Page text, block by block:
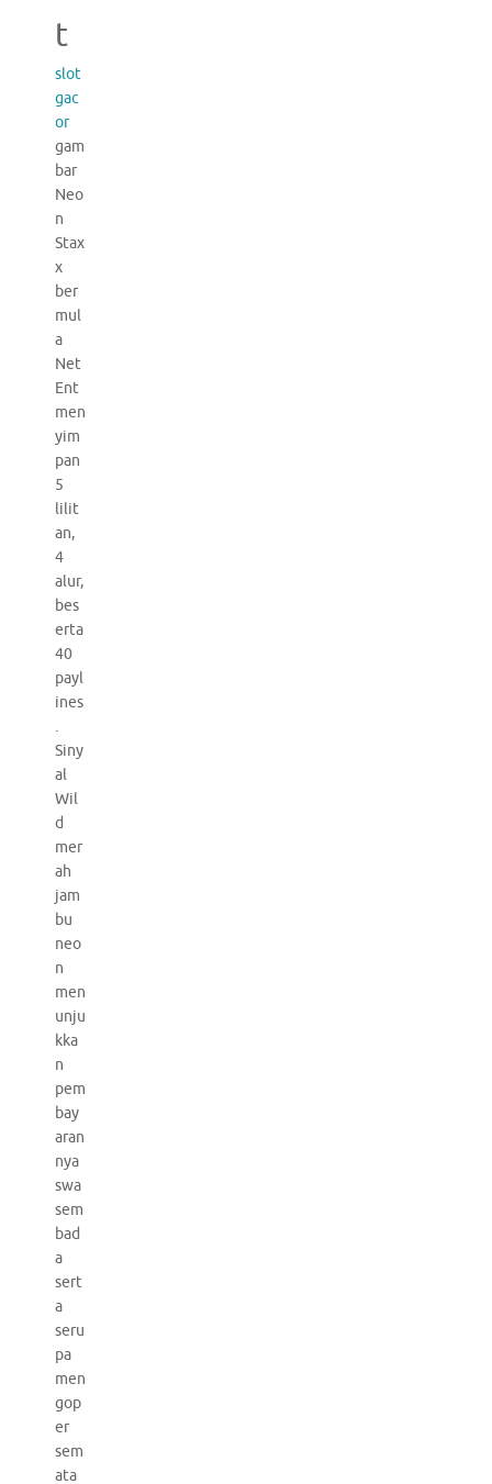
t
slot
gac
or
gam
bar
Neo
n
Stax
x
ber
mul
a
Net
Ent
men
yim
pan
5
lilit
an,
4
alur,
bes
erta
40
payl
ines
.
Siny
al
Wil
d
mer
ah
jam
bu
neo
n
men
unju
kka
n
pem
bay
aran
nya
swa
sem
bad
a
sert
a
seru
pa
men
gop
er
sem
ata